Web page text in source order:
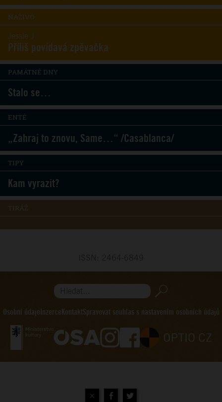
×
NAŽIVO
Jessie J
Příliš povídavá zpěvačka
PAMÁTNÉ DNY
Stalo se…
ENTÉ
„Zahraj to znovu, Same…“ /Casablanca/
TIPY
Kam vyrazit?
TIRÁŽ
Hledat...
Osobní údajeInzerceKontaktSpravovat souhlas s nastavením osobních údajů